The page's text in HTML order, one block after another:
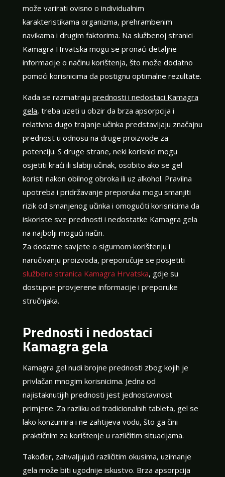
može varirati ovisno o individualnim
karakteristikama organizma, prehrambenim
navikama i drugim faktorima. Na službenoj stranici
Kamagra Hrvatska mogu se pronaći detaljne
informacije o načinu korištenja, što može dodatno
pomoći korisnicima da postignu optimalne rezultate.
Kada se razmatraju prednosti i nedostaci Kamagra
gela, treba uzeti u obzir da brza apsorpcija i
relativno dugo trajanje učinka predstavljaju značajnu
prednost u odnosu na druge proizvode za
potenciju. S druge strane, neki korisnici mogu
osjetiti kraći ili slabiji učinak, osobito ako se gel
koristi nakon obilnog obroka ili uz alkohol. Pravilna
upotreba i pridržavanje preporuka mogu smanjiti
rizik od smanjenog učinka i omogućiti korisnicima da
iskoriste sve prednosti i nedostatke Kamagra gela
na najbolji mogući način.
Za dodatne savjete o sigurnom korištenju i
naručivanju proizvoda, preporučuje se posjetiti
službena stranica Kamagra Hrvatska, gdje su
dostupne provjerene informacije i preporuke
stručnjaka.
Prednosti i nedostaci
Kamagra gela
Kamagra gel nudi brojne prednosti zbog kojih je
privlačan mnogim korisnicima. Jedna od
najistaknutijih prednosti jest jednostavnost
primjene. Za razliku od tradicionalnih tableta, gel se
lako konzumira i ne zahtijeva vodu, što ga čini
praktičnim za korištenje u različitim situacijama.
Također, zahvaljujući različitim okusima, uzimanje
gela može biti ugodnije iskustvo. Brza apsorpcija